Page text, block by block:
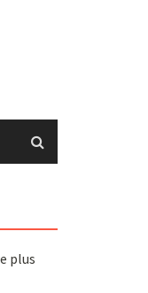
plus